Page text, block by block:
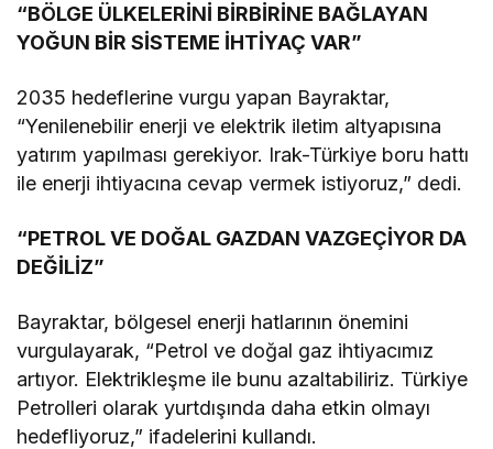
“BÖLGE ÜLKELERİNİ BİRBİRİNE BAĞLAYAN
YOĞUN BİR SİSTEME İHTİYAÇ VAR”
2035 hedeflerine vurgu yapan Bayraktar,
“Yenilenebilir enerji ve elektrik iletim altyapısına
yatırım yapılması gerekiyor. Irak-Türkiye boru hattı
ile enerji ihtiyacına cevap vermek istiyoruz,” dedi.
“PETROL VE DOĞAL GAZDAN VAZGEÇİYOR DA
DEĞİLİZ”
Bayraktar, bölgesel enerji hatlarının önemini
vurgulayarak, “Petrol ve doğal gaz ihtiyacımız
artıyor. Elektrikleşme ile bunu azaltabiliriz. Türkiye
Petrolleri olarak yurtdışında daha etkin olmayı
hedefliyoruz,” ifadelerini kullandı.